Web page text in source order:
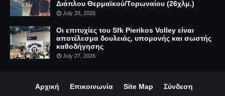
Διάπλου Θερμαϊκού/Τορωναίου (26χλμ.)
July 28, 2026
Οι επιτυχίες του Sfk Pierikos Volley είναι
αποτέλεσμα δουλειάς, υπομονής και σωστής
καθοδήγησης
July 27, 2026
Αρχική Επικοινωνία Site Map Σύνδεση